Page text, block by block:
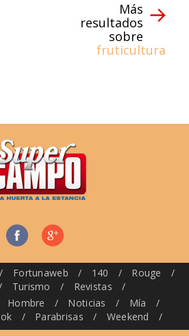
Más
resultados
sobre
fruticultura
/ Fortunaweb / 140 / Rouge
/
Turismo / Revistas
/
Hombre / Noticias / Mía
/
/ Parabrisas / Weekend /